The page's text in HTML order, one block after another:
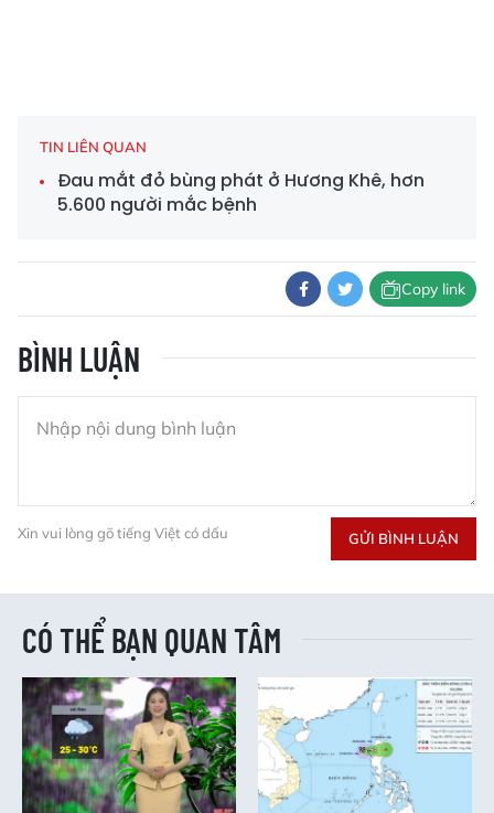
TIN LIÊN QUAN
Đau mắt đỏ bùng phát ở Hương Khê, hơn
5.600 người mắc bệnh
Copy link
BÌNH LUẬN
Xin vui lòng gõ tiếng Việt có dấu GỬI BÌNH LUẬN
CÓ THỂ BẠN QUAN TÂM